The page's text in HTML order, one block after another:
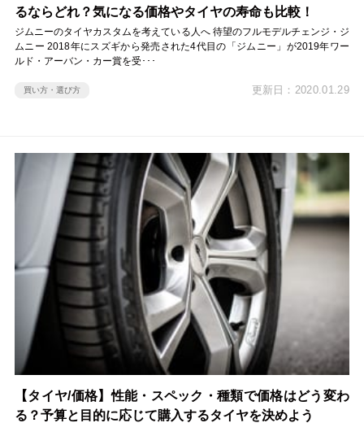
るならどれ？気になる価格やタイヤの寿命も比較！
ジムニーのタイヤカスタムを考えている人へ 待望のフルモデルチェンジ・ジ
ムニー 2018年にスズギから発売された4代目の「ジムニー」が2019年ワー
ルド・アーバン・カー賞を受･･･
買い方・選び方 更新日：2020.01.29
【タイヤ/価格】性能・スペック・種類で価格はどう変わ
る？予算と目的に応じて購入するタイヤを決めよう